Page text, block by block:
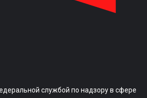
службой по надзору в сфере